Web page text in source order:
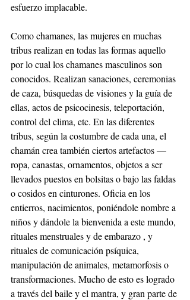
esfuerzo implacable.
Como chamanes, las mujeres en muchas
tribus realizan en todas las formas aquello
por lo cual los chamanes masculinos son
conocidos. Realizan sanaciones, ceremonias
de caza, búsquedas de visiones y la guía de
ellas, actos de psicocinesis, teleportación,
control del clima, etc. En las diferentes
tribus, según la costumbre de cada una, el
chamán crea también ciertos artefactos —
ropa, canastas, ornamentos, objetos a ser
llevados puestos en bolsitas o bajo las faldas
o cosidos en cinturones. Oficia en los
entierros, nacimientos, poniéndole nombre a
niños y dándole la bienvenida a este mundo,
rituales menstruales y de embarazo , y
rituales de comunicación psíquica,
manipulación de animales, metamorfosis o
transformaciones. Mucho de esto es logrado
a través del baile y el mantra, y gran parte de